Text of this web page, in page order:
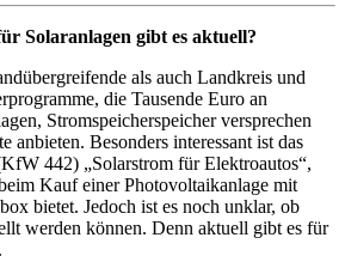
Solaranlagen gibt es aktuell?
als auch Landkreis und
die Tausende Euro an
Stromspeicherspeicher versprechen
anbieten. Besonders interessant ist das
442) „Solarstrom für Elektroautos“,
Kauf einer Photovoltaikanlage mit
bietet. Jedoch ist es noch unklar, ob
werden können. Denn aktuell gibt es für